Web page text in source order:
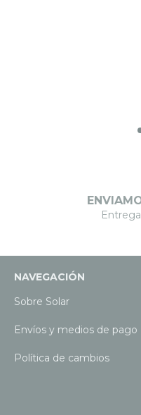
NAVEGACIÓN
Sobre Solar
Envíos y medios de pago
Política de cambios